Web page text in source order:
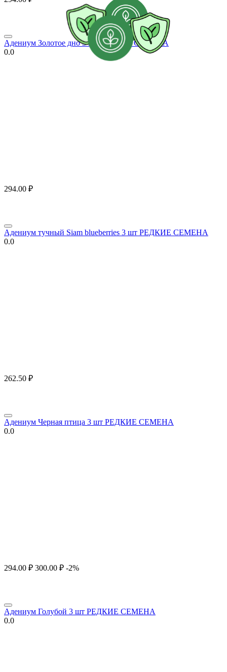
Адениум Золотое дно 3 шт РЕДКИЕ СЕМЕНА
0.0
294.00 ₽
Адениум тучный Siam blueberries 3 шт РЕДКИЕ СЕМЕНА
0.0
262.50 ₽
Адениум Черная птица 3 шт РЕДКИЕ СЕМЕНА
0.0
294.00 ₽ 300.00 ₽ -2%
Адениум Голубой 3 шт РЕДКИЕ СЕМЕНА
0.0